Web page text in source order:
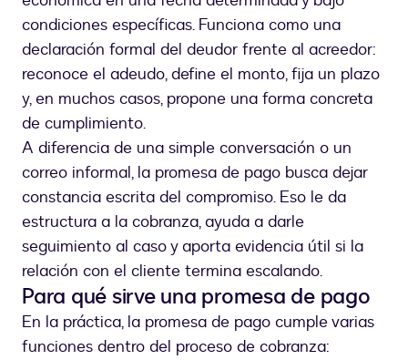
condiciones específicas. Funciona como una
declaración formal del deudor frente al acreedor:
reconoce el adeudo, define el monto, fija un plazo
y, en muchos casos, propone una forma concreta
de cumplimiento.
A diferencia de una simple conversación o un
correo informal, la promesa de pago busca dejar
constancia escrita del compromiso. Eso le da
estructura a la cobranza, ayuda a darle
seguimiento al caso y aporta evidencia útil si la
relación con el cliente termina escalando.
Para qué sirve una promesa de pago
En la práctica, la promesa de pago cumple varias
funciones dentro del proceso de cobranza: